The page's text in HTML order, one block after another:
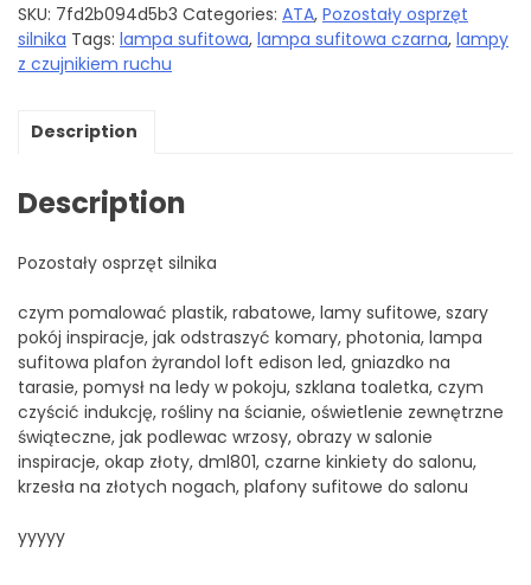
SKU: 7fd2b094d5b3 Categories: ATA, Pozostały osprzęt
silnika Tags: lampa sufitowa, lampa sufitowa czarna, lampy
z czujnikiem ruchu
Description
Description
Pozostały osprzęt silnika
czym pomalować plastik, rabatowe, lamy sufitowe, szary
pokój inspiracje, jak odstraszyć komary, photonia, lampa
sufitowa plafon żyrandol loft edison led, gniazdko na
tarasie, pomysł na ledy w pokoju, szklana toaletka, czym
czyścić indukcję, rośliny na ścianie, oświetlenie zewnętrzne
świąteczne, jak podlewac wrzosy, obrazy w salonie
inspiracje, okap złoty, dml801, czarne kinkiety do salonu,
krzesła na złotych nogach, plafony sufitowe do salonu
yyyyy